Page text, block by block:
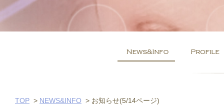
TOP > NEWS&INFO > お知らせ(5/14ページ)